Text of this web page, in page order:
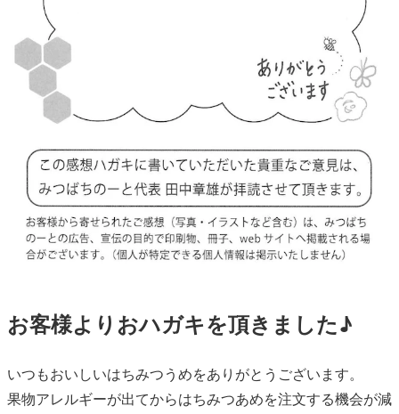
お客様よりおハガキを頂きました♪
いつもおいしいはちみつうめをありがとうございます。
果物アレルギーが出てからはちみつあめを注文する機会が減